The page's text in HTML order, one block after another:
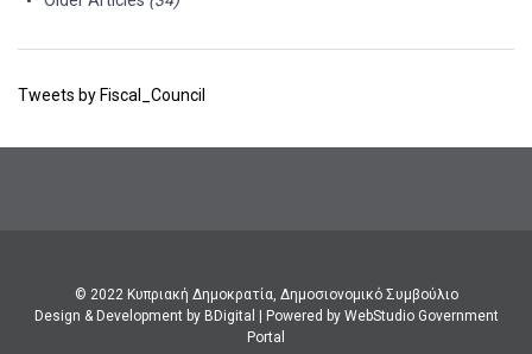
Tweets by Fiscal_Council
© 2022 Κυπριακή Δημοκρατία, Δημοσιονομικό Συμβούλιο
Design & Development by BDigital
Powered by WebStudio Government
Portal